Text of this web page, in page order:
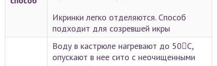
Икринки легко отделяются. Способ
подходит для созревшей икры
Воду в кастрюле нагревают до 50С,
опускают в нее сито с неочищенными